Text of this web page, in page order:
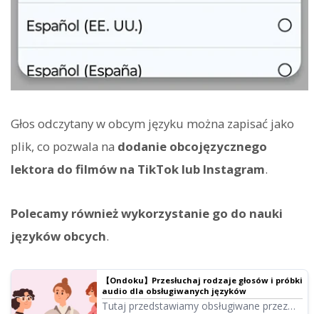
Głos odczytany w obcym języku można zapisać jako
plik, co pozwala na dodanie obcojęzycznego
lektora do filmów na TikTok lub Instagram.
Polecamy również wykorzystanie go do nauki
języków obcych.
【Ondoku】Przesłuchaj rodzaje głosów i próbki
audio dla obsługiwanych języków
Tutaj przedstawiamy obsługiwane przez